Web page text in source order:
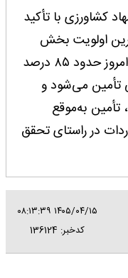
کشاورزی با تأکید
اولویت بخش
بازرگانی این وزارتخانه است، گفت: «امروز حدود ۸۵ درصد
تأمین می‌شود و
تأمین به‌موقع
در راستای تحقق
۱۴۰۵/۰۴/۱۵ ۰۸:۱۳:۳۹
کدخبر: 136124